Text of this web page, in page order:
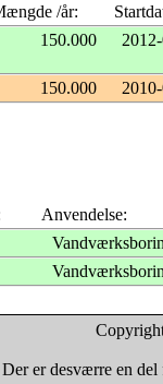
/år:
150.000
150.000
Anvendelse:
Der er desværre en del